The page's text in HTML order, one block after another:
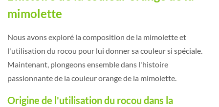
mimolette
Nous avons exploré la composition de la mimolette et
l'utilisation du rocou pour lui donner sa couleur si spéciale.
Maintenant, plongeons ensemble dans l'histoire
passionnante de la couleur orange de la mimolette.
Origine de l'utilisation du rocou dans la